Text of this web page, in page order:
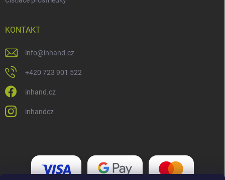
KONTAKT
info@inhand.cz
+420 723 901 522
inhand.cz
inhandcz